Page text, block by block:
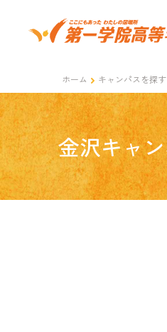
ホーム キャンパスを探す
金沢キャ